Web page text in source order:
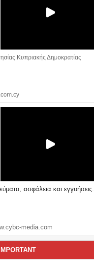
Κυπριακής Δημοκρατίας
ασφάλεια και εγγυήσεις.
media.com